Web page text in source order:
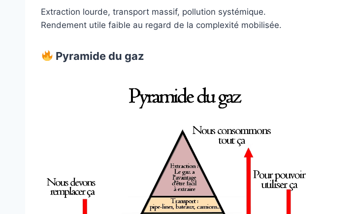
Extraction lourde, transport massif, pollution systémique.
Rendement utile faible au regard de la complexité mobilisée.
Pyramide du gaz